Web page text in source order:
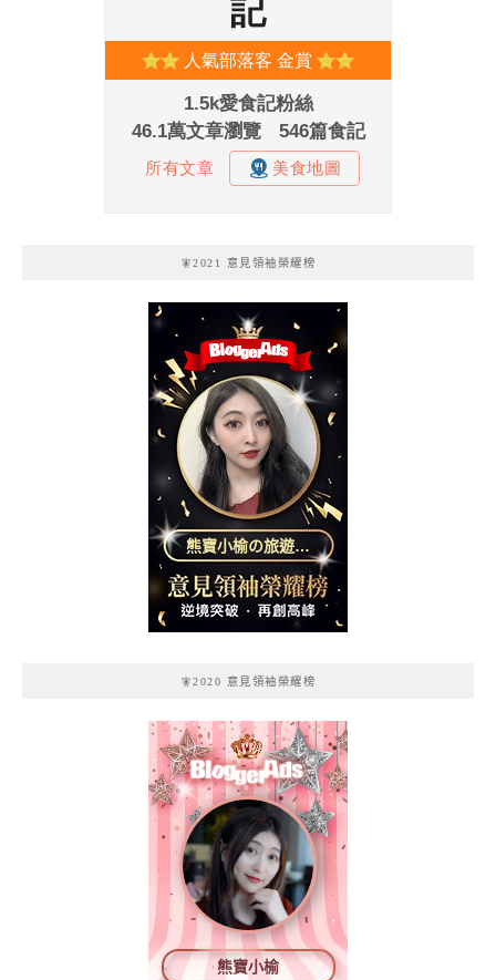
🧚2021 意見領袖榮耀榜
熊寶小榆の旅遊日
記
🧚2020 意見領袖榮耀榜
熊寶小榆